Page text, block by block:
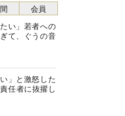
い」若者への
て、ぐうの音
」と激怒した
任者に抜擢し
会員